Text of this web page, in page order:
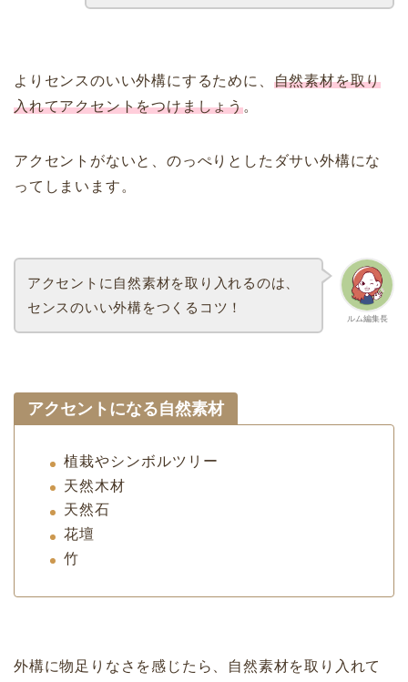
よりセンスのいい外構にするために、 自然素材を取り
入れてアクセントをつけましょう。
アクセントがないと、のっぺりとしたダサい外構にな
ってしまいます。
ルム編集長
アクセントに自然素材を取り入れるのは、
センスのいい外構をつくるコツ！
アクセントになる自然素材
植栽やシンボルツリー
天然木材
天然石
花壇
竹
外構に物足りなさを感じたら、自然素材を取り入れて